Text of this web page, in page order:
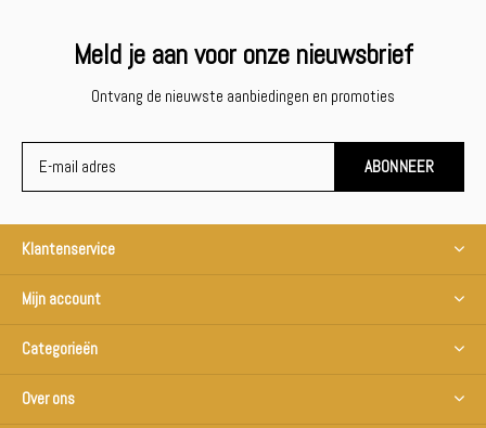
Meld je aan voor onze nieuwsbrief
Ontvang de nieuwste aanbiedingen en promoties
ABONNEER
Klantenservice
Mijn account
Categorieën
Over ons